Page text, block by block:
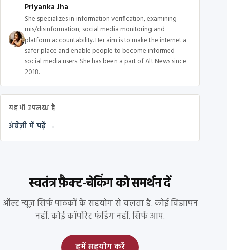
Priyanka Jha
She specializes in information verification, examining
mis/disinformation, social media monitoring and
platform accountability. Her aim is to make the internet a
safer place and enable people to become informed
social media users. She has been a part of Alt News since
2018.
यह भी उपलब्ध है
अंग्रेज़ी में पढ़ें →
स्वतंत्र फ़ैक्ट-चेकिंग को समर्थन दें
ऑल्ट न्यूज़ सिर्फ पाठकों के सहयोग से चलता है. कोई विज्ञापन
नहीं. कोई कॉर्पोरेट फंडिंग नहीं. सिर्फ आप.
हमें सहयोग करें